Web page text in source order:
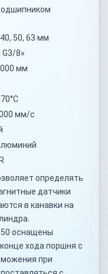
50, 63 мм
8»
мм
мм/с
определять
датчики
в канавки на
оснащены
хода поршня с
при